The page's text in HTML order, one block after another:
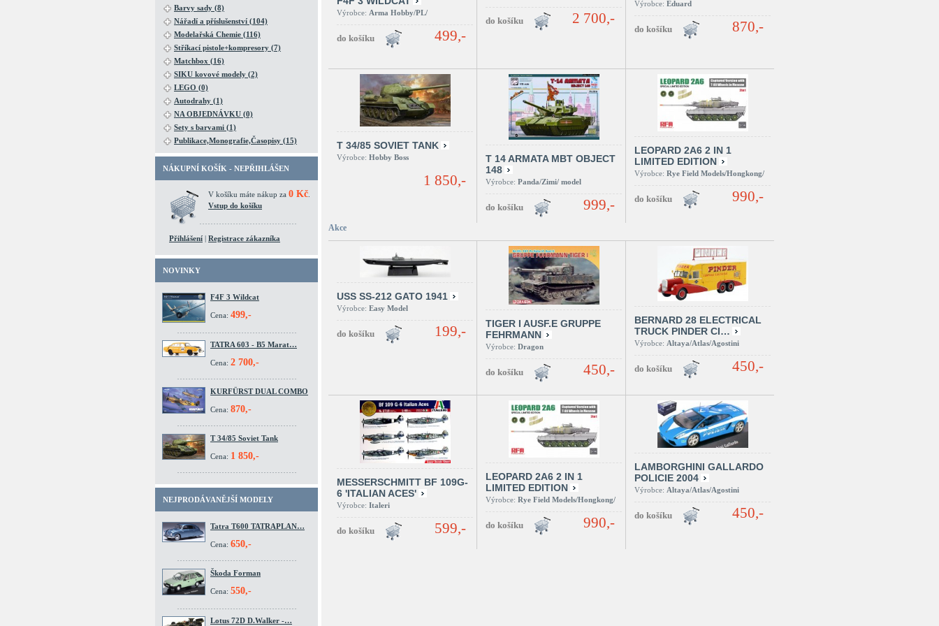
Barvy sady (8)
Nářadí a příslušenství (104)
Modelařská Chemie (116)
Stříkací pistole+kompresory (7)
Matchbox (16)
SIKU kovové modely (2)
LEGO (0)
Autodrahy (1)
NA OBJEDNÁVKU (0)
Sety s barvami (1)
Publikace,Monografie,Časopisy (15)
NÁKUPNÍ KOŠÍK - NEPŘIHLÁŠEN
V košíku máte nákup za 0 Kč
Vstup do košíku
Přihlášení | Registrace zákazníka
NOVINKY
F4F 3 Wildcat
Cena: 499,-
TATRA 603 - B5 Marat…
Cena: 2 700,-
KURFÜRST DUAL COMBO
Cena: 870,-
T 34/85 Soviet Tank
Cena: 1 850,-
NEJPRODÁVANĚJŠÍ MODELY
Tatra T600 TATRAPLAN…
Cena: 650,-
Škoda Forman
Cena: 550,-
Lotus 72D D.Walker -…
Výrobce: Arma Hobby/PL/
499,-
2 700,-
Výrobce: Eduard
870,-
T 34/85 SOVIET TANK
Výrobce: Hobby Boss
1 850,-
T 14 ARMATA MBT OBJECT
148
Výrobce: Panda/Zimi/ model
999,-
LEOPARD 2A6 2 IN 1
LIMITED EDITION
Výrobce: Rye Field Models/Hongkong/
990,-
Akce
USS SS-212 GATO 1941
Výrobce: Easy Model
199,-
TIGER I AUSF.E GRUPPE
FEHRMANN
Výrobce: Dragon
450,-
BERNARD 28 ELECTRICAL
TRUCK PINDER CI…
Výrobce: Altaya/Atlas/Agostini
450,-
MESSERSCHMITT BF 109G-
6 'ITALIAN ACES'
Výrobce: Italeri
599,-
LEOPARD 2A6 2 IN 1
LIMITED EDITION
Výrobce: Rye Field Models/Hongkong/
990,-
LAMBORGHINI GALLARDO
POLICIE 2004
Výrobce: Altaya/Atlas/Agostini
450,-